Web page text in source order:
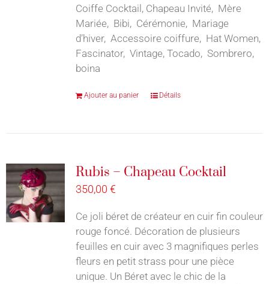
Coiffe Cocktail, Chapeau Invité, Mère
Mariée, Bibi, Cérémonie, Mariage
d’hiver, Accessoire coiffure, Hat Women,
Fascinator, Vintage, Tocado, Sombrero,
boina
Ajouter au panier Détails
Rubis – Chapeau Cocktail
350,00 €
Ce joli béret de créateur en cuir fin couleur
rouge foncé. Décoration de plusieurs
feuilles en cuir avec 3 magnifiques perles
fleurs en petit strass pour une pièce
unique. Un Béret avec le chic de la